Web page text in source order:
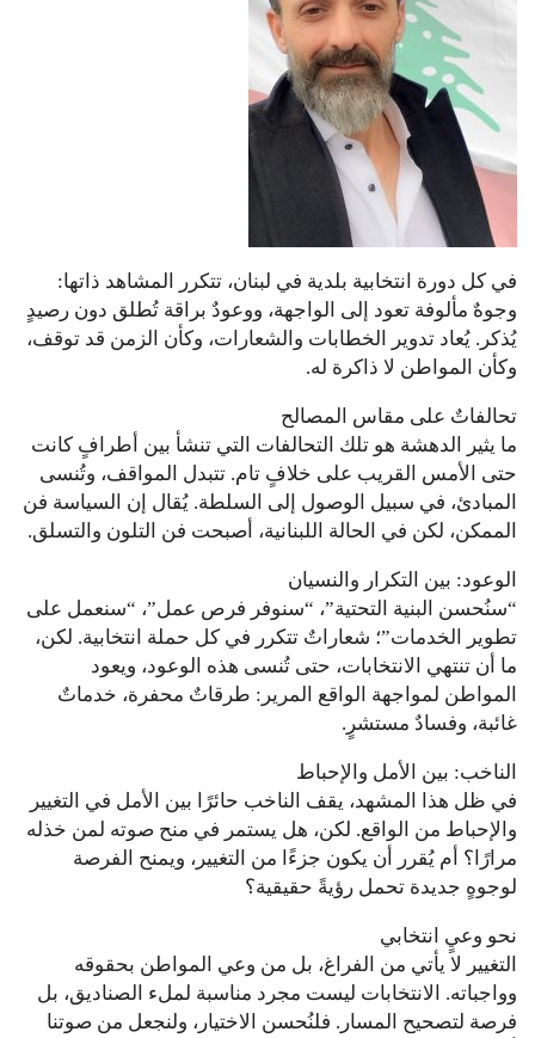
في كل دورة انتخابية بلدية في لبنان، تتكرر المشاهد ذاتها:
وجوهٌ مألوفة تعود إلى الواجهة، ووعودٌ براقة تُطلق دون رصيدٍ
يُذكر. يُعاد تدوير الخطابات والشعارات، وكأن الزمن قد توقف،
وكأن المواطن لا ذاكرة له.
تحالفاتٌ على مقاس المصالح
ما يثير الدهشة هو تلك التحالفات التي تنشأ بين أطرافٍ كانت
حتى الأمس القريب على خلافٍ تام. تتبدل المواقف، وتُنسى
المبادئ، في سبيل الوصول إلى السلطة. يُقال إن السياسة فن
الممكن، لكن في الحالة اللبنانية، أصبحت فن التلون والتسلق.
الوعود: بين التكرار والنسيان
“سنُحسن البنية التحتية”، “سنوفر فرص عمل”، “سنعمل على
تطوير الخدمات”؛ شعاراتٌ تتكرر في كل حملة انتخابية. لكن،
ما أن تنتهي الانتخابات، حتى تُنسى هذه الوعود، ويعود
المواطن لمواجهة الواقع المرير: طرقاتٌ محفرة، خدماتٌ
غائبة، وفسادٌ مستشرٍ.
الناخب: بين الأمل والإحباط
في ظل هذا المشهد، يقف الناخب حائرًا بين الأمل في التغيير
والإحباط من الواقع. لكن، هل يستمر في منح صوته لمن خذله
مرارًا؟ أم يُقرر أن يكون جزءًا من التغيير، ويمنح الفرصة
لوجوهٍ جديدة تحمل رؤيةً حقيقية؟
نحو وعيٍ انتخابي
التغيير لا يأتي من الفراغ، بل من وعي المواطن بحقوقه
وواجباته. الانتخابات ليست مجرد مناسبة لملء الصناديق، بل
فرصة لتصحيح المسار. فلنُحسن الاختيار، ولنجعل من صوتنا